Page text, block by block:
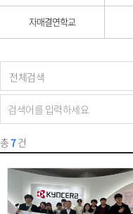
자매결연학교
총7건